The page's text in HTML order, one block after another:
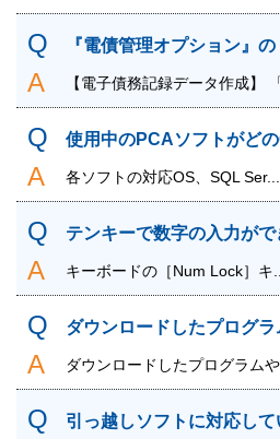
『電債管理オプション』
【電子債務記録データ作成】
使用中のPCAソフトがど
各ソフトの対応OS、SQL Ser...
テンキーで数字の入力がで
キーボードの［Num Lock］キ...
ダウンロードしたプログ
ダウンロードしたプログラムや
引っ越しソフトに対応して